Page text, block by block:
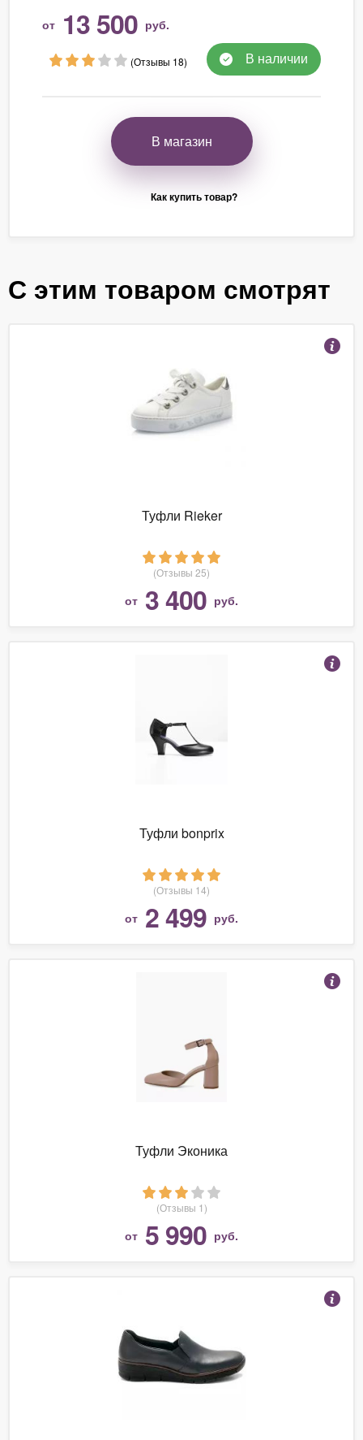
от 13 500 руб.
(Отзывы 18) В наличии
В магазин
Как купить товар?
С этим товаром смотрят
Туфли Rieker
(Отзывы 25)
от 3 400 руб.
Туфли bonprix
(Отзывы 14)
от 2 499 руб.
Туфли Эконика
(Отзывы 1)
от 5 990 руб.